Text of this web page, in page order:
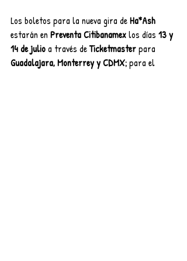
Los boletos para la nueva gira de Ha*Ash
estarán en Preventa Citibanamex los días 13 y
14 de julio a través de Ticketmaster para
Guadalajara, Monterrey y CDMX; para el